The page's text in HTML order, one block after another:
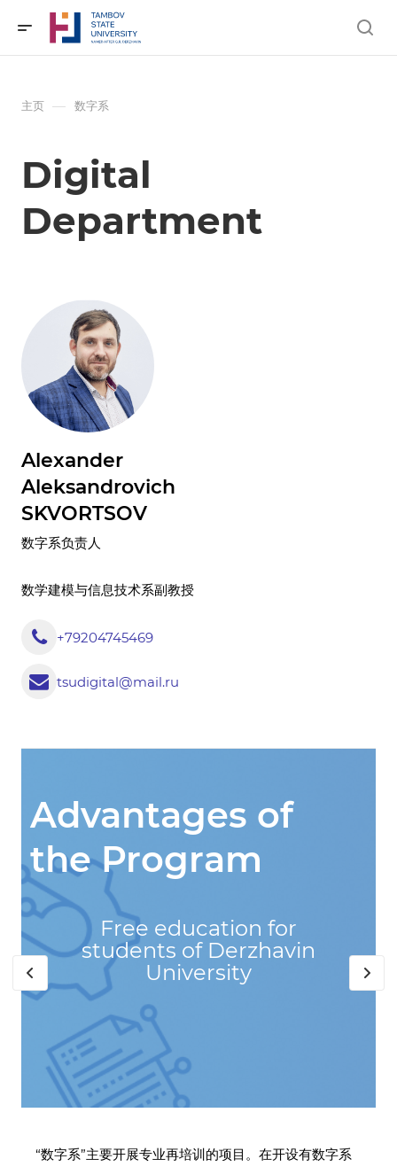
主页 — 数字系
Digital
Department
Alexander
Aleksandrovich
SKVORTSOV
数字系负责人
数学建模与信息技术系副教授
+79204745469
tsudigital@mail.ru
Advantages of
the Program
Free education for
students of Derzhavin
University
“数字系”主要开展专业再培训的项目。在开设有数字系